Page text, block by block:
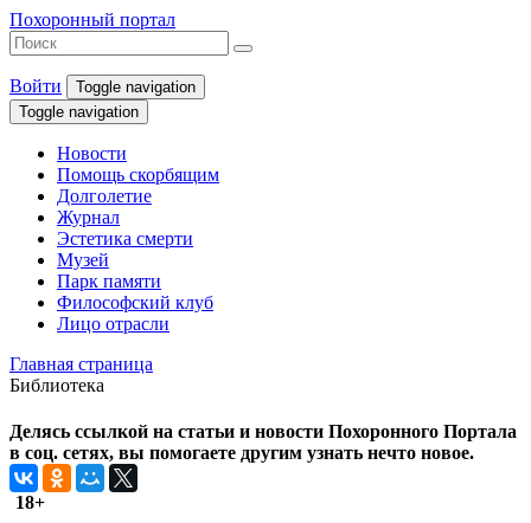
Похоронный портал
Войти
Toggle navigation
Toggle navigation
Новости
Помощь скорбящим
Долголетие
Журнал
Эстетика смерти
Музей
Парк памяти
Философский клуб
Лицо отрасли
Главная страница
Библиотека
Делясь ссылкой на статьи и новости Похоронного Портала
в соц. сетях, вы помогаете другим узнать нечто новое.
18+